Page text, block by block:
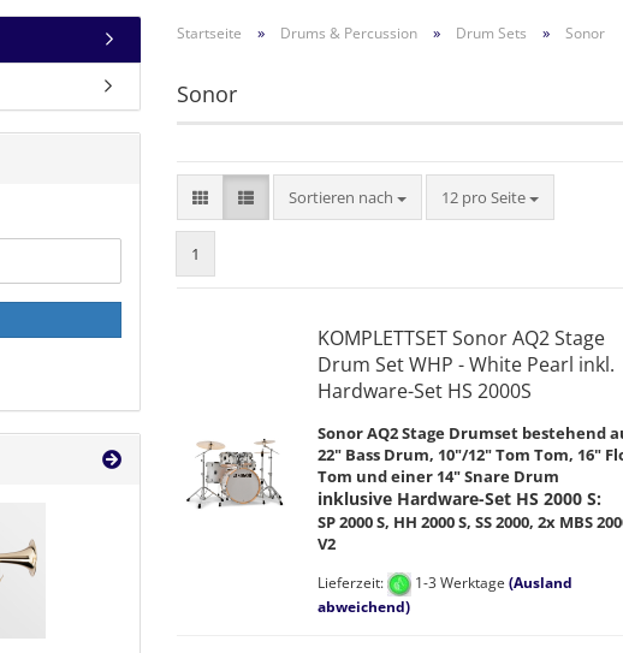
Startseite » Drums & Percussion » Drum Sets » Sonor
Sonor
Sortieren nach
Sortieren nach 12 pro Seite
pro Seite
1
KOMPLETTSET Sonor AQ2 Stage
Drum Set WHP - White Pearl inkl.
Hardware-Set HS 2000S
Sonor AQ2 Stage Drumset bestehend
22" Bass Drum, 10"/12" Tom Tom, 16"
Tom und einer 14" Snare Drum
inklusive Hardware-Set HS 2000 S:
SP 2000 S, HH 2000 S,SS 2000,2x MBS
V2
Lieferzeit: 1-3 Werktage (Ausland
abweichend)